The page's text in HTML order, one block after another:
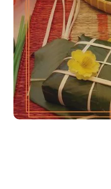
hội
Tết Nguyên Đán được
tinh thần của người Việt.
tương tác lớn với đa dạng
thể bỏ qua để thương hiệu
Đọc bài viết